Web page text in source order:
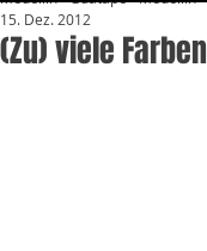
(Zu) viele Farben
15. Dez. 2012